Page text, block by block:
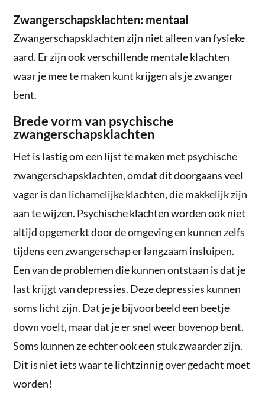
Zwangerschapsklachten: mentaal
Zwangerschapsklachten zijn niet alleen van fysieke
aard. Er zijn ook verschillende mentale klachten
waar je mee te maken kunt krijgen als je zwanger
bent.
Brede vorm van psychische
zwangerschapsklachten
Het is lastig om een lijst te maken met psychische
zwangerschapsklachten, omdat dit doorgaans veel
vager is dan lichamelijke klachten, die makkelijk zijn
aan te wijzen. Psychische klachten worden ook niet
altijd opgemerkt door de omgeving en kunnen zelfs
tijdens een zwangerschap er langzaam insluipen.
Een van de problemen die kunnen ontstaan is dat je
last krijgt van depressies. Deze depressies kunnen
soms licht zijn. Dat je je bijvoorbeeld een beetje
down voelt, maar dat je er snel weer bovenop bent.
Soms kunnen ze echter ook een stuk zwaarder zijn.
Dit is niet iets waar te lichtzinnig over gedacht moet
worden!